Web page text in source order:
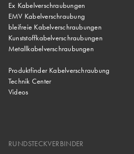
Ex Kabelverschraubungen
EMV Kabelverschraubung
bleifreie Kabelverschraubungen
Kunststoffkabelverschraubungen
Metallkabelverschraubungen
Produktfinder Kabelverschraubung
Technik Center
Videos
RUNDSTECKVERBINDER